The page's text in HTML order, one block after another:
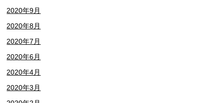
2020年9月
2020年8月
2020年7月
2020年6月
2020年4月
2020年3月